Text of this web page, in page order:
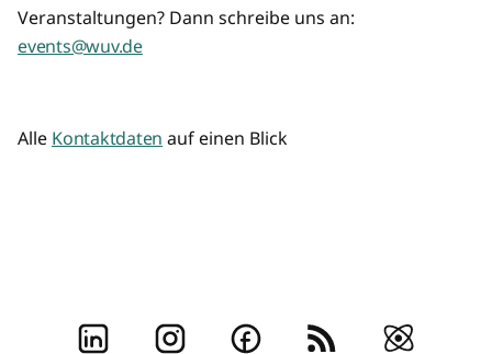
Veranstaltungen? Dann schreibe uns an:
events@wuv.de
Alle Kontaktdaten auf einen Blick